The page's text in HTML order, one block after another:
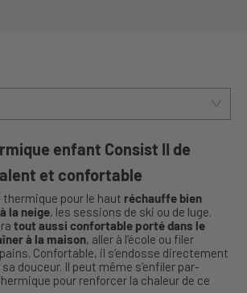
enfant Consist II de
et confortable
pour le haut réchauffe bien
la neige, les sessions de ski ou de luge.
tout aussi confortable porté dans le
à la maison, aller à l’école ou filer
Confortable, il s’endosse directement
douceur. Il peut même s’enfiler par-
pour renforcer la chaleur de ce